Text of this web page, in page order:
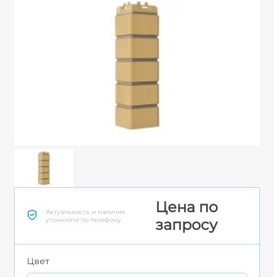
Актуальность и наличие
уточняйте по телефону
Цена по
запросу
Цвет